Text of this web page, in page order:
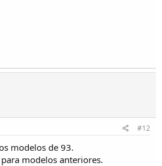
#12
modelos de 93.
modelos anteriores.